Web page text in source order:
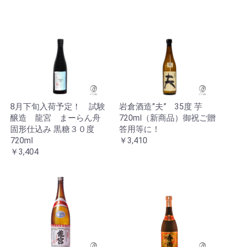
8月下旬入荷予定！ 試験
醸造 龍宮 まーらん舟
固形仕込み 黒糖３０度
720ml
￥3,404
岩倉酒造”夫” 35度 芋
720ml（新商品）御祝ご贈
答用等に！
￥3,410